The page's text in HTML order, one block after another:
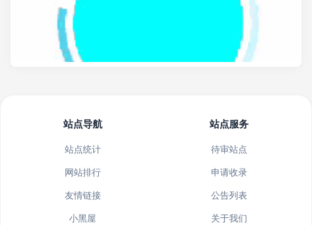
站点导航
站点统计
网站排行
友情链接
小黑屋
站点服务
待审站点
申请收录
公告列表
关于我们